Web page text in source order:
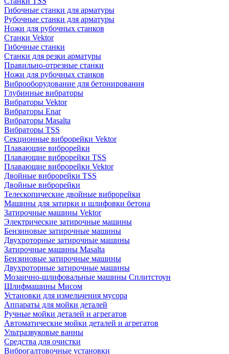
Гибочные станки для арматуры
Рубочные станки для арматуры
Ножи для рубочных станков
Станки Vektor
Гибочные станки
Станки для резки арматуры
Правильно-отрезные станки
Ножи для рубочных станков
Виброоборудование для бетонирования
Глубинные вибраторы
Вибраторы Vektor
Вибраторы Enar
Вибраторы Masalta
Вибраторы TSS
Секционные виброрейки Vektor
Плавающие виброрейки
Плавающие виброрейки TSS
Плавающие виброрейки Vektor
Двойные виброрейки TSS
Двойные виброрейки
Телескопические двойные виброрейки
Машины для затирки и шлифовки бетона
Затирочные машины Vektor
Электрические затирочные машины
Бензиновые затирочные машины
Двухроторные затирочные машины
Затирочные машины Masalta
Бензиновые затирочные машины
Двухроторные затирочные машины
Мозаично-шлифовальные машины Сплитстоун
Шлифмашины Мисом
Установки для измельчения мусора
Аппараты для мойки деталей
Ручные мойки деталей и агрегатов
Автоматические мойки деталей и агрегатов
Ультразвуковые ванны
Средства для очистки
Виброгалтовочные установки